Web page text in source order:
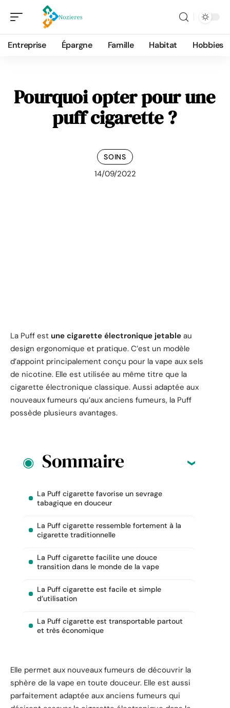
Entreprise Épargne Famille Habitat Hobbies
Pourquoi opter pour une
puff cigarette ?
SOINS
14/09/2022
La Puff est une cigarette électronique jetable au
design ergonomique et pratique. C’est un modèle
d’appoint principalement conçu pour la vape aux sels
de nicotine. Elle est utilisée au même titre que la
cigarette électronique classique. Aussi adaptée aux
nouveaux fumeurs qu’aux anciens fumeurs, la Puff
possède plusieurs avantages.
Sommaire
La Puff cigarette favorise un sevrage
tabagique en douceur
La Puff cigarette ressemble fortement à la
cigarette traditionnelle
La Puff cigarette facilite une douce
transition dans le monde de la vape
La Puff cigarette est facile et simple
d’utilisation
La Puff cigarette est transportable partout
et très économique
Elle permet aux nouveaux fumeurs de découvrir la
sphère de la vape en toute douceur. Elle est aussi
parfaitement adaptée aux anciens fumeurs qui